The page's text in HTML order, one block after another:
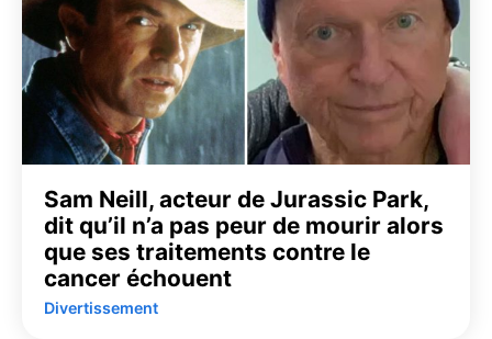
Sam Neill, acteur de Jurassic Park,
dit qu’il n’a pas peur de mourir alors
que ses traitements contre le
cancer échouent
Divertissement